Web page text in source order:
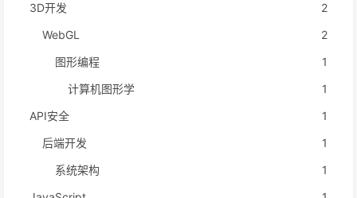
3D开发
2
WebGL
2
图形编程
1
计算机图形学
1
API安全
1
后端开发
1
系统架构
1